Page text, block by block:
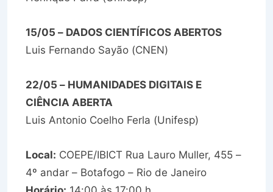
15/05 – DADOS CIENTÍFICOS ABERTOS
Luis Fernando Sayão (CNEN)
22/05 – HUMANIDADES DIGITAIS E
CIÊNCIA ABERTA
Luis Antonio Coelho Ferla (Unifesp)
Local: COEPE/IBICT Rua Lauro Muller, 455 –
4º andar – Botafogo – Rio de Janeiro